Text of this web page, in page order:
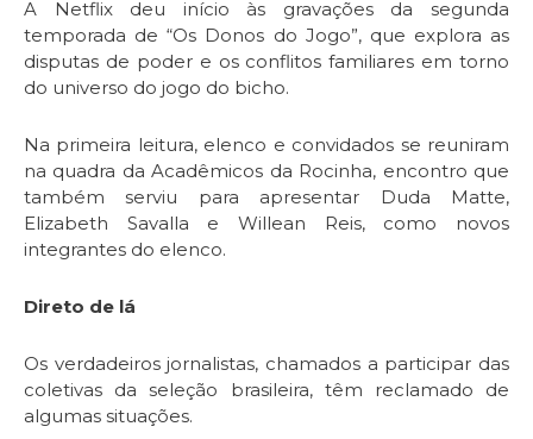
A Netflix deu início às gravações da segunda
temporada de “Os Donos do Jogo”, que explora as
disputas de poder e os conflitos familiares em torno
do universo do jogo do bicho.
Na primeira leitura, elenco e convidados se reuniram
na quadra da Acadêmicos da Rocinha, encontro que
também serviu para apresentar Duda Matte,
Elizabeth Savalla e Willean Reis, como novos
integrantes do elenco.
Direto de lá
Os verdadeiros jornalistas, chamados a participar das
coletivas da seleção brasileira, têm reclamado de
algumas situações.